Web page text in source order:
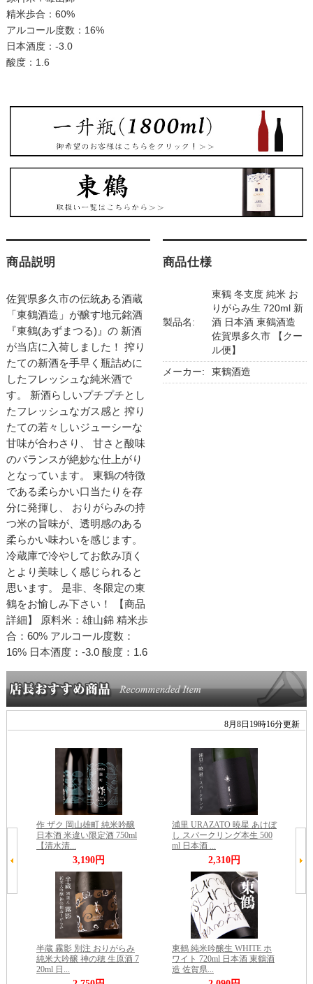
精米歩合：60%
アルコール度数：16%
日本酒度：-3.0
酸度：1.6
商品説明
佐賀県多久市の伝統ある酒蔵
「東鶴酒造」が醸す地元銘酒
『東鶴(あずまつる)』の 新酒
が当店に入荷しました！ 搾り
たての新酒を手早く瓶詰めに
したフレッシュな純米酒で
す。 新酒らしいプチプチとし
たフレッシュなガス感と 搾り
たての若々しいジューシーな
甘味が合わさり、 甘さと酸味
のバランスが絶妙な仕上がり
となっています。 東鶴の特徴
である柔らかい口当たりを存
分に発揮し、 おりがらみの持
つ米の旨味が、透明感のある
柔らかい味わいを感じます。
冷蔵庫で冷やしてお飲み頂く
とより美味しく感じられると
思います。 是非、冬限定の東
鶴をお愉しみ下さい！ 【商品
詳細】 原料米：雄山錦 精米歩
合：60% アルコール度数：
16% 日本酒度：-3.0 酸度：1.6
商品仕様
製品名:
東鶴 冬支度 純米 お
りがらみ生 720ml 新
酒 日本酒 東鶴酒造
佐賀県多久市 【クー
ル便】
メーカー: 東鶴酒造